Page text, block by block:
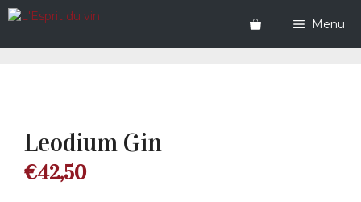
Aller
au
Menu
Leodium Gin
€42,50